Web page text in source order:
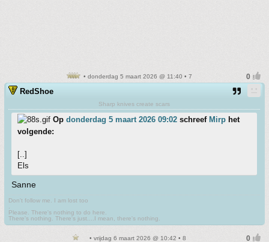
• donderdag 5 maart 2026 @ 11:40 • 7
RedShoe
Sharp knives create scars
Op donderdag 5 maart 2026 09:02 schreef Mirp het
volgende:
[..]
Els
Sanne
Don't follow me. I am lost too
Please. There's nothing to do here.
There's nothing. There's just....I mean, there's nothing.
• vrijdag 6 maart 2026 @ 10:42 • 8